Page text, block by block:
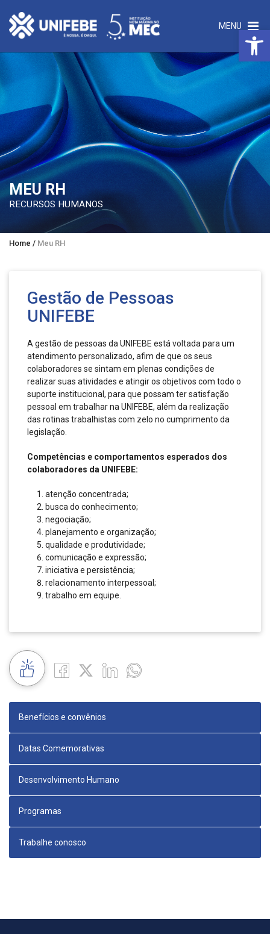
MENU
MEU RH
RECURSOS HUMANOS
Home / Meu RH
Gestão de Pessoas
UNIFEBE
A gestão de pessoas da UNIFEBE está voltada para um
atendimento personalizado, afim de que os seus
colaboradores se sintam em plenas condições de
realizar suas atividades e atingir os objetivos com todo o
suporte institucional, para que possam ter satisfação
pessoal em trabalhar na UNIFEBE, além da realização
das rotinas trabalhistas com zelo no cumprimento da
legislação.
Competências e comportamentos esperados dos
colaboradores da UNIFEBE:
atenção concentrada;
busca do conhecimento;
negociação;
planejamento e organização;
qualidade e produtividade;
comunicação e expressão;
iniciativa e persistência;
relacionamento interpessoal;
trabalho em equipe.
Benefícios e convênios
Datas Comemorativas
Desenvolvimento Humano
Programas
Trabalhe conosco